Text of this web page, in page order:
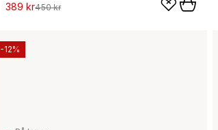
389 kr450 kr
-12%